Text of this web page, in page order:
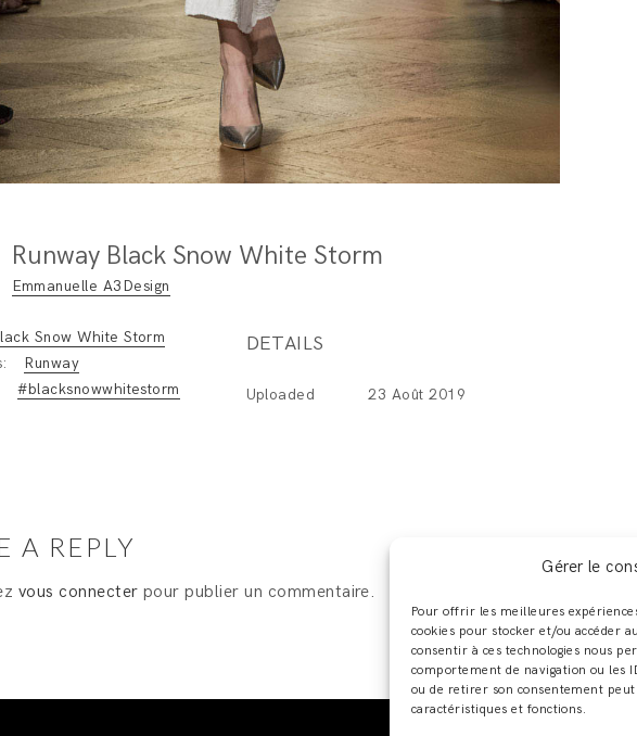
Gérer le
Pour offrir les meilleures
cookies pour stocker et/ou accéder
consentir à ces technologies nous
comportement de navigation ou les
ou de retirer son consentement
caractéristiques et fonctions.
Runway Black Snow White Storm
Emmanuelle A3Design
Snow White Storm
Runway
#blacksnowwhitestorm
DETAILS
Uploaded 23 Août 2019
A REPLY
vous connecter pour publier un commentaire.